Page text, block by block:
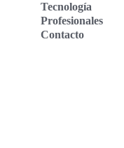
Tecnología
Profesionales
Contacto